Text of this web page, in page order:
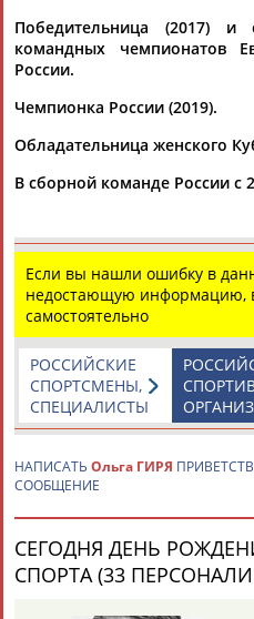
Каримжан
АБДРАХМАНОВ
Аделя
АБДУЛАЕВ
АБДУЛАЕВ
Победительница (2017) и
командных чемпионатов
России.
Чемпионка России (2019).
Обладательница женского
В сборной команде России с
Если вы нашли ошибку в
недостающую информацию,
самостоятельно
РОССИЙСКИЕ
СПОРТСМЕНЫ,
СПЕЦИАЛИСТЫ
НАПИСАТЬ Ольга ГИРЯ
СООБЩЕНИЕ
СЕГОДНЯ ДЕНЬ
СПОРТА (33